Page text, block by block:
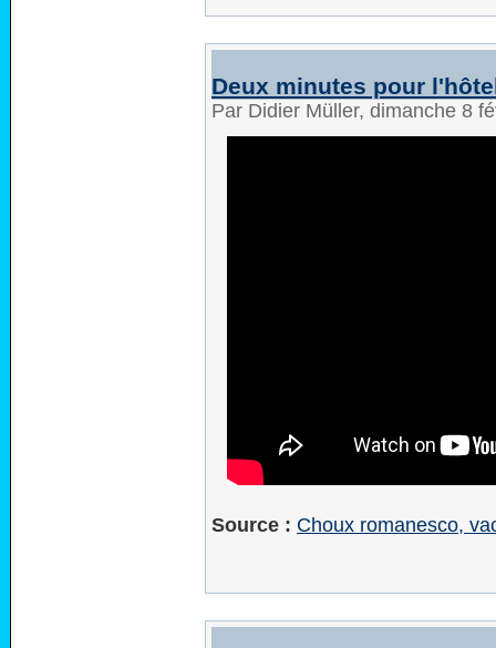
Deux minutes pour
Par Didier Müller, dimanche 8
Source : Choux romanesco,